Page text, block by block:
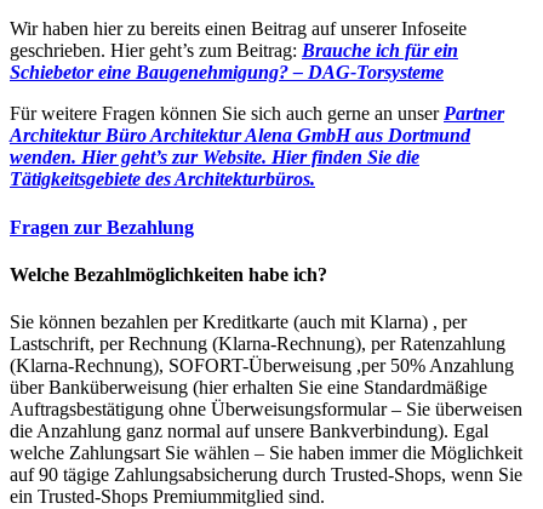
Wir haben hier zu bereits einen Beitrag auf unserer Infoseite
geschrieben. Hier geht’s zum Beitrag: Brauche ich für ein
Schiebetor eine Baugenehmigung? – DAG-Torsysteme
Für weitere Fragen können Sie sich auch gerne an unser Partner
Architektur Büro Architektur Alena GmbH aus Dortmund
wenden. Hier geht’s zur Website. Hier finden Sie die
Tätigkeitsgebiete des Architekturbüros.
Fragen zur Bezahlung
Welche Bezahlmöglichkeiten habe ich?
Sie können bezahlen per Kreditkarte (auch mit Klarna) , per
Lastschrift, per Rechnung (Klarna-Rechnung), per Ratenzahlung
(Klarna-Rechnung), SOFORT-Überweisung ,per 50% Anzahlung
über Banküberweisung (hier erhalten Sie eine Standardmäßige
Auftragsbestätigung ohne Überweisungsformular – Sie überweisen
die Anzahlung ganz normal auf unsere Bankverbindung). Egal
welche Zahlungsart Sie wählen – Sie haben immer die Möglichkeit
auf 90 tägige Zahlungsabsicherung durch Trusted-Shops, wenn Sie
ein Trusted-Shops Premiummitglied sind.